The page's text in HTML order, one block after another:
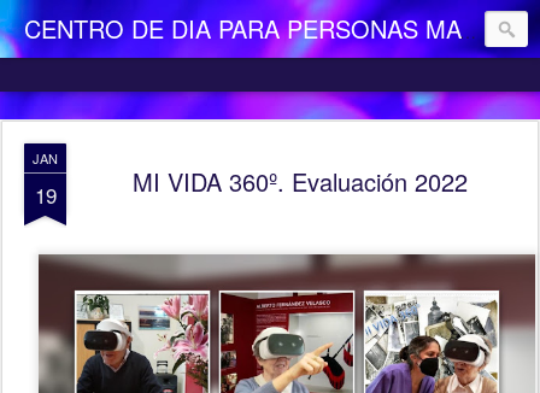
CENTRO DE DIA PARA PERSONAS MAYORES DEPENDIENTES "LA CAMOCHA"
JAN
19 MI VIDA 360º. Evaluación 2022